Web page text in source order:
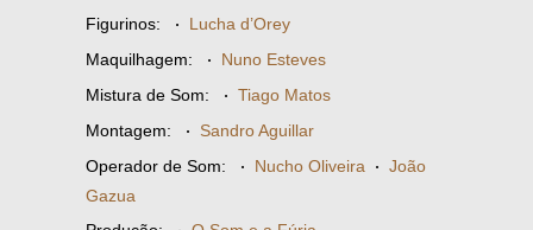
Figurinos: · Lucha d’Orey
Maquilhagem: · Nuno Esteves
Mistura de Som: · Tiago Matos
Montagem: · Sandro Aguillar
Operador de Som: · Nucho Oliveira · João
Gazua